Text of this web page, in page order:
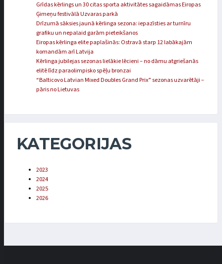
Grīdas kērlings un 30 citas sporta aktivitātes sagaidāmas Eiropas
Ģimeņu festivālā Uzvaras parkā
Drīzumā sāksies jaunā kērlinga sezona: iepazīsties ar turnīru
grafiku un nepalaid garām pieteikšanos
Eiropas kērlinga elite paplašinās: Ostravā starp 12 labākajām
komandām arī Latvija
Kērlinga jubilejas sezonas lielākie lēcieni – no dāmu atgriešanās
elitē līdz paraolimpisko spēļu bronzai
“Balticovo Latvian Mixed Doubles Grand Prix” sezonas uzvarētāji –
pāris no Lietuvas
KATEGORIJAS
2023
2024
2025
2026